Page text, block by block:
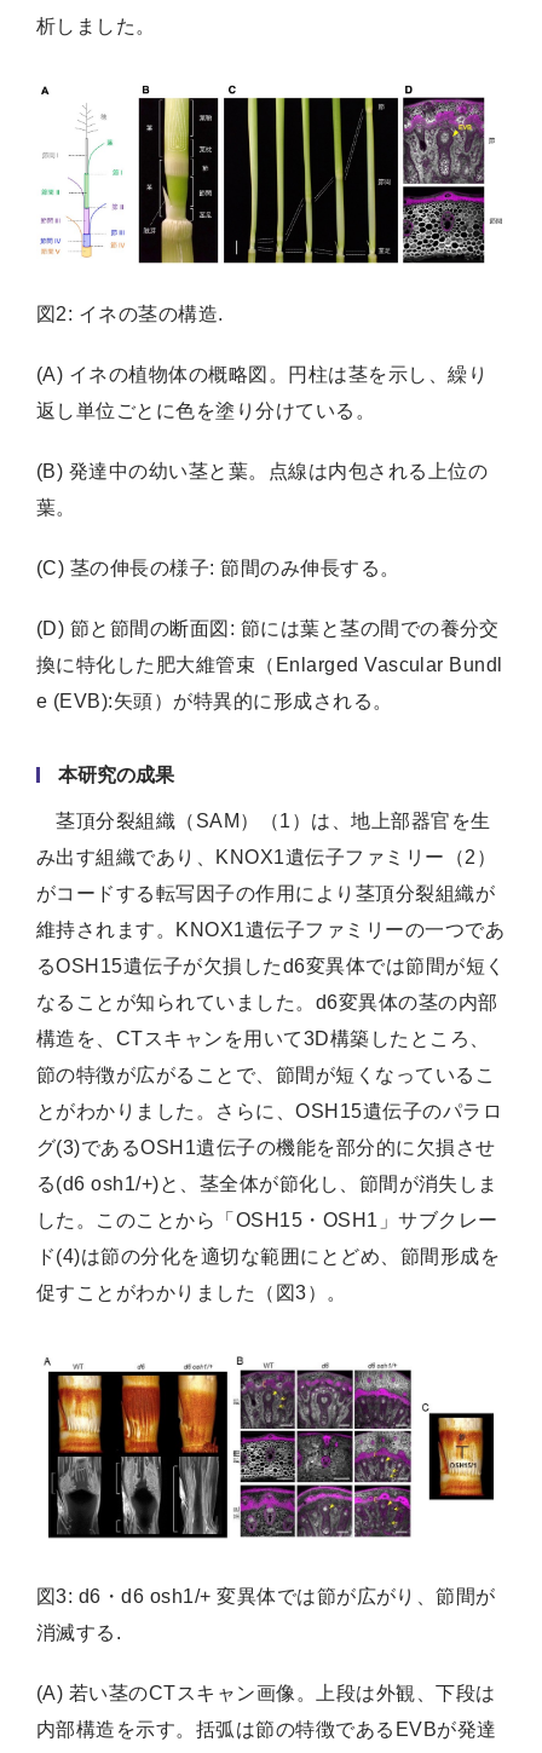
析しました。
図2: イネの茎の構造.
(A) イネの植物体の概略図。円柱は茎を示し、繰り
返し単位ごとに色を塗り分けている。
(B) 発達中の幼い茎と葉。点線は内包される上位の
葉。
(C) 茎の伸長の様子: 節間のみ伸長する。
(D) 節と節間の断面図: 節には葉と茎の間での養分交
換に特化した肥大維管束（Enlarged Vascular Bundl
e (EVB):矢頭）が特異的に形成される。
本研究の成果
茎頂分裂組織（SAM）（1）は、地上部器官を生
み出す組織であり、KNOX1遺伝子ファミリー（2）
がコードする転写因子の作用により茎頂分裂組織が
維持されます。KNOX1遺伝子ファミリーの一つであ
るOSH15遺伝子が欠損したd6変異体では節間が短く
なることが知られていました。d6変異体の茎の内部
構造を、CTスキャンを用いて3D構築したところ、
節の特徴が広がることで、節間が短くなっているこ
とがわかりました。さらに、OSH15遺伝子のパラロ
グ(3)であるOSH1遺伝子の機能を部分的に欠損させ
る(d6 osh1/+)と、茎全体が節化し、節間が消失しま
した。このことから「OSH15・OSH1」サブクレー
ド(4)は節の分化を適切な範囲にとどめ、節間形成を
促すことがわかりました（図3）。
図3: d6・d6 osh1/+ 変異体では節が広がり、節間が
消滅する.
(A) 若い茎のCTスキャン画像。上段は外観、下段は
内部構造を示す。括弧は節の特徴であるEVBが発達